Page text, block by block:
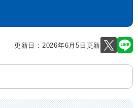
更新日：2026年6月5日更新